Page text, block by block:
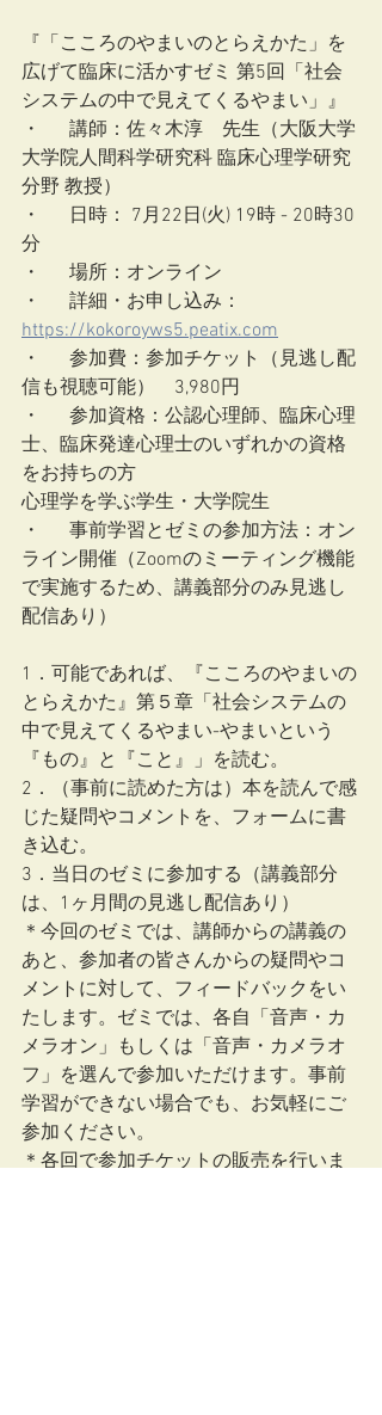
『「こころのやまいのとらえかた」を
広げて臨床に活かすゼミ 第5回「社会
システムの中で見えてくるやまい」』
・	講師：佐々木淳　先生（大阪大学
大学院人間科学研究科 臨床心理学研究
分野 教授）
・	日時： 7月22日(火) 19時 - 20時30
分
・	場所：オンライン
・	詳細・お申し込み：
https://kokoroyws5.peatix.com
・	参加費：参加チケット（見逃し配
信も視聴可能）　3,980円
・	参加資格：公認心理師、臨床心理
士、臨床発達心理士のいずれかの資格
をお持ちの方
心理学を学ぶ学生・大学院生
・	事前学習とゼミの参加方法：オン
ライン開催（Zoomのミーティング機能
で実施するため、講義部分のみ見逃し
配信あり）
1．可能であれば、『こころのやまいの
とらえかた』第５章「社会システムの
中で見えてくるやまい-やまいという
『もの』と『こと』」を読む。
2．（事前に読めた方は）本を読んで感
じた疑問やコメントを、フォームに書
き込む。
3．当日のゼミに参加する（講義部分
は、1ヶ月間の見逃し配信あり）
＊今回のゼミでは、講師からの講義の
あと、参加者の皆さんからの疑問やコ
メントに対して、フィードバックをい
たします。ゼミでは、各自「音声・カ
メラオン」もしくは「音声・カメラオ
フ」を選んで参加いただけます。事前
学習ができない場合でも、お気軽にご
参加ください。
＊各回で参加チケットの販売を行いま